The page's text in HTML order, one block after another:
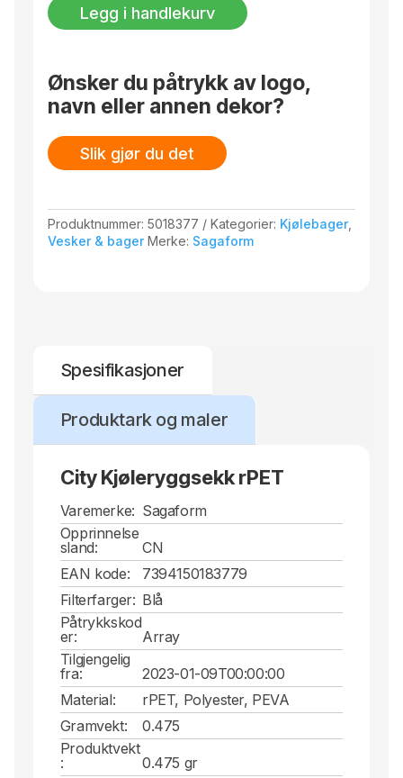
og justerbare skulderstropper. Sekkens
glidelåser og ribbestrikkede bånd har en fin
vært enklere å bære med seg kjølevarer!
Rommer 21 liter.
antall
Legg i handlekurv
Ønsker du påtrykk av logo,
navn eller annen dekor?
Slik gjør du det
Produktnummer:5018377 Kategorier: Kjølebager,
Vesker & bager Merke: Sagaform
Spesifikasjoner
Produktark og maler
City Kjøleryggsekk rPET
Varemerke: Sagaform
Opprinnelse
sland:
CN
EAN kode:
7394150183779
Filterfarger: Blå
Påtrykkskod
er:
Array
Tilgjengelig
fra:
2023-01-09T00:00:00
Material:
rPET, Polyester, PEVA
Gramvekt:
0.475
Produktvekt
:
0.475 gr